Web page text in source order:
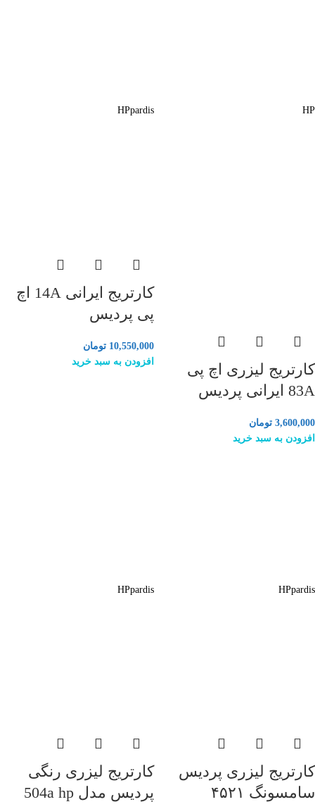
HP
کارتریج لیزری اچ پی
83A ایرانی پردیس
3,600,000 تومان
افزودن به سبد خرید
HPpardis
کارتریج ایرانی 14A اچ
پی پردیس
10,550,000 تومان
افزودن به سبد خرید
HPpardis
کارتریج لیزری پردیس
سامسونگ ۴۵۲۱
HPpardis
کارتریج لیزری رنگی
پردیس مدل 504a hp